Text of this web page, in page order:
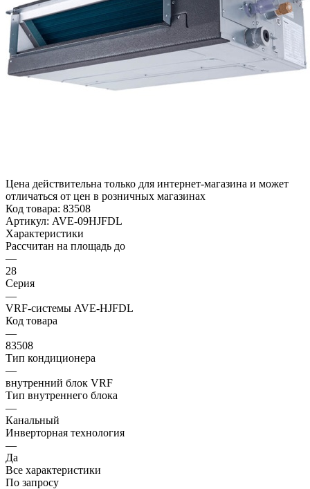
Цена действительна только для интернет-магазина и может
отличаться от цен в розничных магазинах
Код товара: 83508
Артикул: AVE-09HJFDL
Характеристики
Рассчитан на площадь до
—
28
Серия
—
VRF-системы AVE-HJFDL
Код товара
—
83508
Тип кондиционера
—
внутренний блок VRF
Тип внутреннего блока
—
Канальный
Инверторная технология
—
Да
Все характеристики
По запросу